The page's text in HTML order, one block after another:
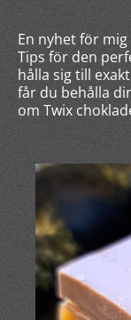
En nyhet för
Tips för den
hålla sig till
får du behålla
om Twix